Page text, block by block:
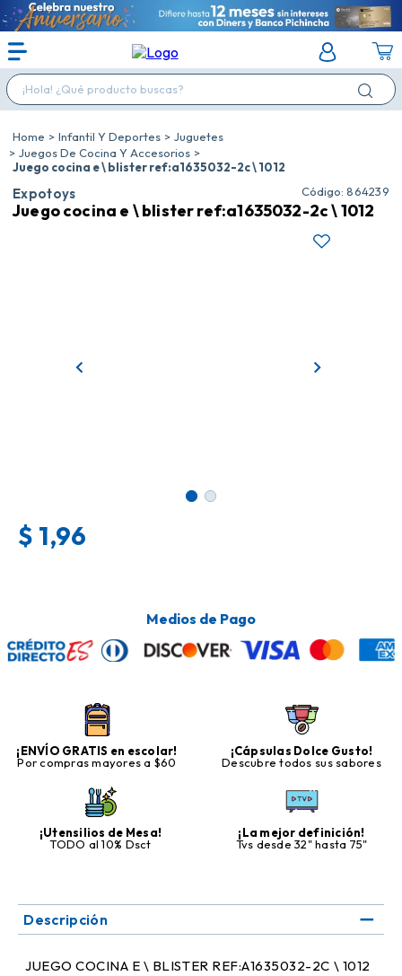
¡Hola! ¿Qué producto buscas?
Infantil Y Deportes
Juguetes
Juegos De Cocina Y Accesorios
Juego cocina e \ blister ref:a1635032-2c \ 1012
Expotoys : 864239
Juego cocina e \ blister ref:a1635032-2c \ 1012
$ 1,96
Medios de Pago
¡ENVÍO GRATIS en escolar!
Por compras mayores a $60
¡Cápsulas Dolce Gusto!
Descubre todos sus sabores
¡Utensilios de Mesa!
TODO al 10% Dsct
¡La mejor definición!
Tvs desde 32" hasta 75"
Descripción
JUEGO COCINA E \ BLISTER REF:A1635032-2C \ 1012